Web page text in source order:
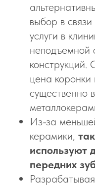
выбор в
услуги в
неподъемной
конструкций.
цена коронки
существенно
Из-за
керамики,
используют
передних